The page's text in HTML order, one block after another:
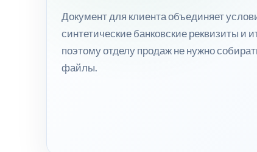
Документ для клиента объединяет
синтетические банковские реквизиты и
поэтому отделу продаж не нужно
файлы.